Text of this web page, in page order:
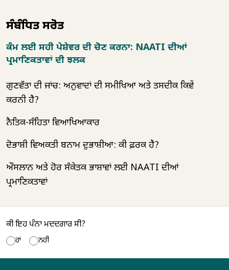
ਸੰਬੰਧਿਤ ਸਰੋਤ
ਕੰਮ ਲਈ ਸਹੀ ਪੇਸ਼ੇਵਰ ਦੀ ਚੋਣ ਕਰਨਾ: NAATI ਦੀਆਂ
ਪ੍ਰਮਾਣਿਕਤਾਵਾਂ ਦੀ ਝਲਕ
ਗੁਣਵੱਤਾ ਦੀ ਜਾਂਚ: ਅਨੁਵਾਦਾਂ ਦੀ ਸਮੀਖਿਆ ਅਤੇ ਤਸਦੀਕ ਕਿਵੇਂ
ਕਰਨੀ ਹੈ?
ਨੈਤਿਕ-ਸੰਹਿਤਾ ਵਿਆਖਿਆਕਾਰ
ਦੋਭਾਸ਼ੀ ਵਿਅਕਤੀ ਬਨਾਮ ਦੁਭਾਸ਼ੀਆ: ਕੀ ਫ਼ਰਕ ਹੈ?
ਔਸਲਾਨ ਅਤੇ ਹੋਰ ਸੰਕੇਤਕ ਭਾਸ਼ਾਵਾਂ ਲਈ NAATI ਦੀਆਂ
ਪ੍ਰਮਾਣਿਕਤਾਵਾਂ
ਕੀ ਇਹ ਪੰਨਾ ਮਦਦਗਾਰ ਸੀ?
ਹਾਂ ਨਹੀਂ